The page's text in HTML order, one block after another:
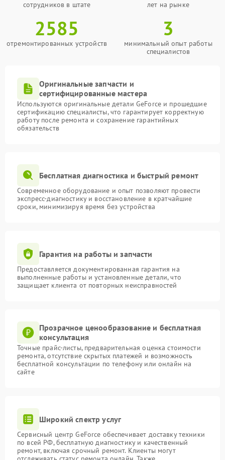
сотрудников в штате лет на рынке
2585
отремонтированных устройств
3
минимальный опыт работы
специалистов
Оригинальные запчасти и
сертифицированные мастера
Используются оригинальные детали GeForce и прошедшие
сертификацию специалисты, что гарантирует корректную
работу после ремонта и сохранение гарантийных
обязательств
Бесплатная диагностика и быстрый ремонт
Современное оборудование и опыт позволяют провести
экспресс-диагностику и восстановление в кратчайшие
сроки, минимизируя время без устройства
Гарантия на работы и запчасти
Предоставляется документированная гарантия на
выполненные работы и установленные детали, что
защищает клиента от повторных неисправностей
Прозрачное ценообразование и бесплатная
консультация
Точные прайс-листы, предварительная оценка стоимости
ремонта, отсутствие скрытых платежей и возможность
бесплатной консультации по телефону или онлайн на
сайте
Широкий спектр услуг
Сервисный центр GeForce обеспечивает доставку техники
по всей РФ, бесплатную диагностику и качественный
ремонт, включая срочный ремонт. Клиенты могут